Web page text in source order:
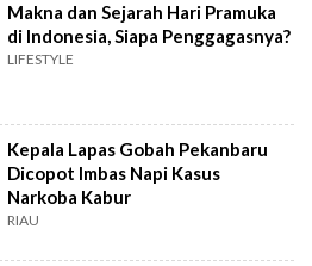
Makna dan Sejarah Hari Pramuka
di Indonesia, Siapa Penggagasnya?
LIFESTYLE
Kepala Lapas Gobah Pekanbaru
Dicopot Imbas Napi Kasus
Narkoba Kabur
RIAU